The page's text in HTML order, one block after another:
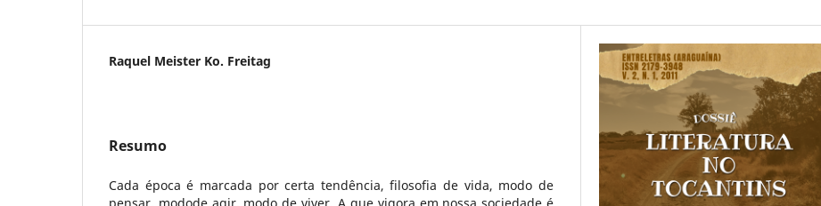
Raquel Meister Ko. Freitag
Resumo
Cada época é marcada por certa tendência, filosofia de vida, modo de